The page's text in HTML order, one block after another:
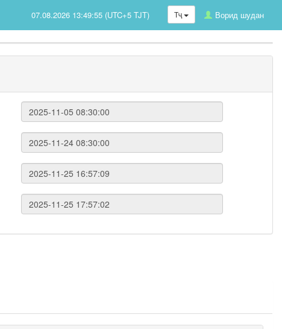
Тҷ Ворид шудан
07.08.2026 13:49:55 (UTC+5 TJT)